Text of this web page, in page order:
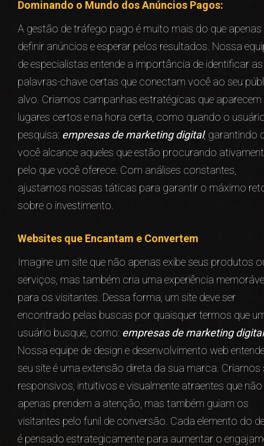
Dominando o Mundo dos Anúncios Pagos:
A gestão de tráfego pago é muito mais do que apenas
definir anúncios e esperar pelos resultados. Nossa
de especialistas entende a importância de identificar as
palavras-chave certas que conectam você ao seu
alvo. Criamos campanhas estratégicas que
lugares certos e na hora certa, como quando o
pesquisa: empresas de marketing digital, garantindo
você alcance aqueles que estão procurando
pelo que você oferece. Com análises constantes,
ajustamos nossas táticas para garantir o máximo
sobre o investimento.
Websites que Encantam e Convertem
Imagine um site que não apenas exibe seus produtos
serviços, mas também cria uma experiência
para os visitantes. Dessa forma, um site deve ser
encontrado pelas buscas por quaisquer termos que
usuário busque, como: empresas de marketing digital
Nossa equipe de design e desenvolvimento web
seu site é uma extensão direta da sua marca. Criamos
responsivos, intuitivos e visualmente atraentes que não
apenas prendem a atenção, mas também guiam os
visitantes pelo funil de conversão. Cada elemento do
é pensado estrategicamente para aumentar o